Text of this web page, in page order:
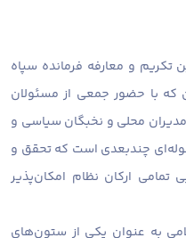
و معارفه فرمانده سپاه
با حضور جمعی از مسئولان
مدیران محلی و نخبگان سیاسی و
چندبعدی است که تحقق و
تمامی ارکان نظام امکان‌پذیر
به عنوان یکی از ستون‌های